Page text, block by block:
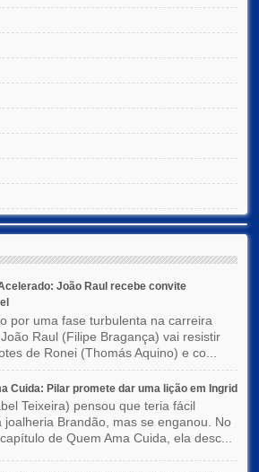
João Raul recebe convite
por uma fase turbulenta na carreira
Raul (Filipe Bragança) vai resistir
de Ronei (Thomás Aquino) e co...
Cuida: Pilar promete dar uma lição em Ingrid
Teixeira) pensou que teria fácil
joalheria Brandão, mas se enganou. No
de Quem Ama Cuida, ela desc...